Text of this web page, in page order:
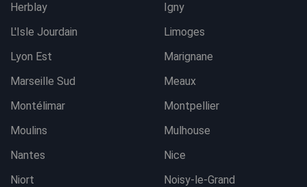
Herblay
Igny
L'Isle Jourdain
Limoges
Lyon Est
Marignane
Marseille Sud
Meaux
Montélimar
Montpellier
Moulins
Mulhouse
Nantes
Nice
Niort
Noisy-le-Grand